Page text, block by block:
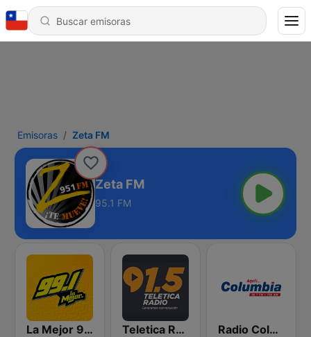
Emisoras Zeta FM
Zeta FM
95.1 FM
La Mejor 99.1 Teletica Radio 91.5 FM Radio Columbia